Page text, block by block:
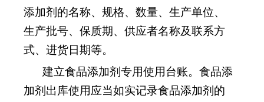
添加剂的名称、规格、数量、生产单位、
生产批号、保质期、供应者名称及联系方
式、进货日期等。
建立食品添加剂专用使用台账。食品添
加剂出库使用应当如实记录食品添加剂的